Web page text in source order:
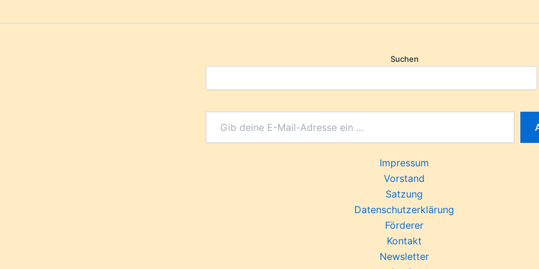
Suchen
Impressum
Vorstand
Satzung
Datenschutzerklärung
Förderer
Kontakt
Newsletter